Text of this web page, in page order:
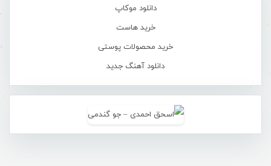
دانلود موکاپ
خرید هاست
خرید محصولات پوستی
دانلود آهنگ جدید